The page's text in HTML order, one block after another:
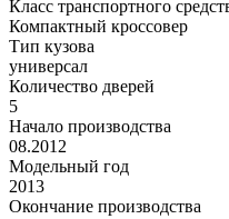
Класс транспортного
Компактный кроссовер
Тип кузова
универсал
Количество дверей
5
Начало производства
08.2012
Модельный год
2013
Окончание производства